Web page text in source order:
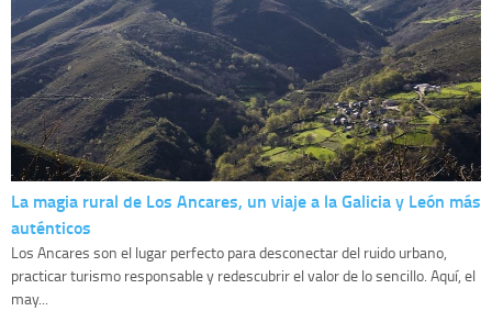
La magia rural de Los Ancares, un viaje a la Galicia y León más
auténticos
Los Ancares son el lugar perfecto para desconectar del ruido urbano,
practicar turismo responsable y redescubrir el valor de lo sencillo. Aquí, el
may...